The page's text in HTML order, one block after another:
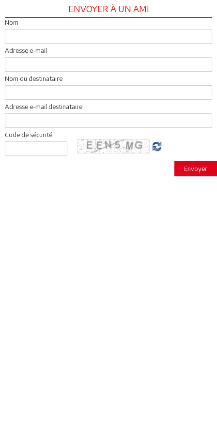
ENVOYER À UN AMI
Nom
Adresse e-mail
Nom du destinataire
Adresse e-mail destinataire
Code de sécurité
Envoyer